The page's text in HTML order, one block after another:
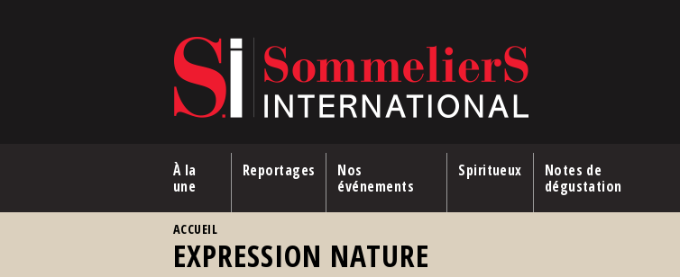
À la
une
Reportages
Nos
événements
Spiritueux
Notes de
dégustation
ACCUEIL
EXPRESSION NATURE